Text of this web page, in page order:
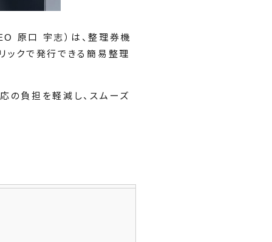
原口 宇志）は、整理券機
ックで発行できる簡易整理
の負担を軽減し、スムーズ